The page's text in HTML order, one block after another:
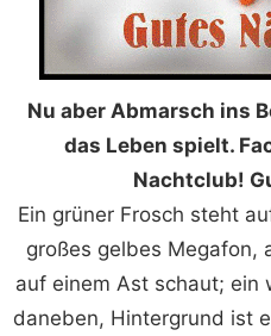
Nu aber Abmarsch ins
das Leben spielt.
Nachtclub!
Ein grüner Frosch steht
großes gelbes Megafon,
auf einem Ast schaut; ein
daneben, Hintergrund ist